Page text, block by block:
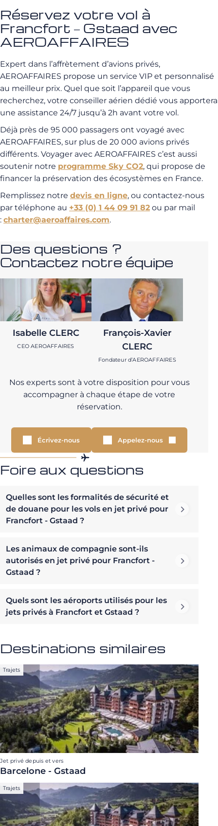
Réservez votre vol à
Francfort – Gstaad avec
AEROAFFAIRES
Expert dans l’affrètement d’avions privés,
AEROAFFAIRES propose un service VIP et personnalisé
au meilleur prix. Quel que soit l’appareil que vous
recherchez, votre conseiller aérien dédié vous apportera
une assistance 24/7 jusqu’à 2h avant votre vol.
Déjà près de 95 000 passagers ont voyagé avec
AEROAFFAIRES, sur plus de 20 000 avions privés
différents. Voyager avec AEROAFFAIRES c’est aussi
soutenir notre programme Sky CO2, qui propose de
financer la préservation des écosystèmes en France.
Remplissez notre devis en ligne, ou contactez-nous
par téléphone au +33 (0) 1 44 09 91 82 ou par mail
: charter@aeroaffaires.com.
Des questions ?
Contactez notre équipe
Isabelle CLERC
CEO AEROAFFAIRES
François-Xavier
CLERC
Fondateur d’AEROAFFAIRES
Nos experts sont à votre disposition pour vous
accompagner à chaque étape de votre
réservation.
Écrivez-nous Appelez-nous
Foire aux questions
Quelles sont les formalités de sécurité et
de douane pour les vols en jet privé pour
Francfort - Gstaad ?
Les animaux de compagnie sont-ils
autorisés en jet privé pour Francfort -
Gstaad ?
Quels sont les aéroports utilisés pour les
jets privés à Francfort et Gstaad ?
Destinations similaires
Trajets
Jet privé depuis et vers
Barcelone - Gstaad
Trajets